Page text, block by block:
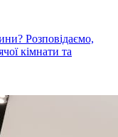
Розповідаємо,
кімнати та